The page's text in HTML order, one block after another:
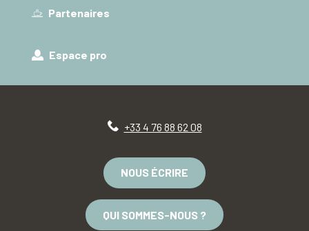
Partenaires
Espace pro
+33 4 76 88 62 08
NOUS ÉCRIRE
QUI SOMMES-NOUS ?